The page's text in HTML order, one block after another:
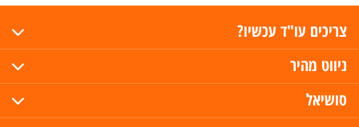
צריכים עו"ד עכשיו?
ניווט מהיר
סושיאל